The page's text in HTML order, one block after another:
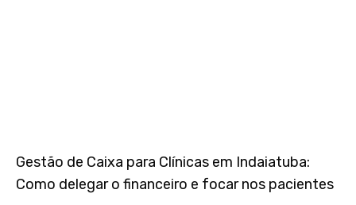
Gestão de Caixa para Clínicas em Indaiatuba:
Como delegar o financeiro e focar nos pacientes